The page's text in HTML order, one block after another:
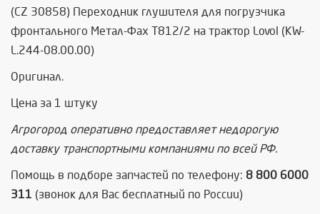
(CZ 30858) Переходник глушителя для погрузчика
фронтального Метал-Фах Т812/2 на трактор Lovol (KW-
L.244-08.00.00)
Оригинал.
Цена за 1 штуку
Агрогород оперативно предоставляет недорогую
доставку транспортными компаниями по всей РФ.
Помощь в подборе запчастей по телефону: 8 800 6000
311 (звонок для Вас бесплатный по России)